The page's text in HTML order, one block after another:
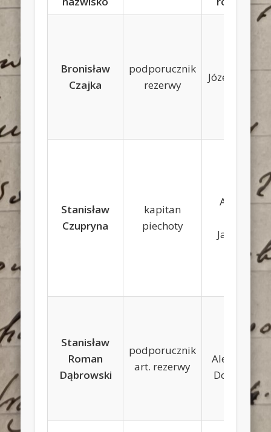
Bronisław
Czajka
podporucznik
rezerwy
Józef, Helena
Stanisław
Czupryna
kapitan
piechoty
Andrzej,
Jawaszek
Stanisław
Roman
Dąbrowski
podporucznik
art. rezerwy
Aleksandra
Domańska